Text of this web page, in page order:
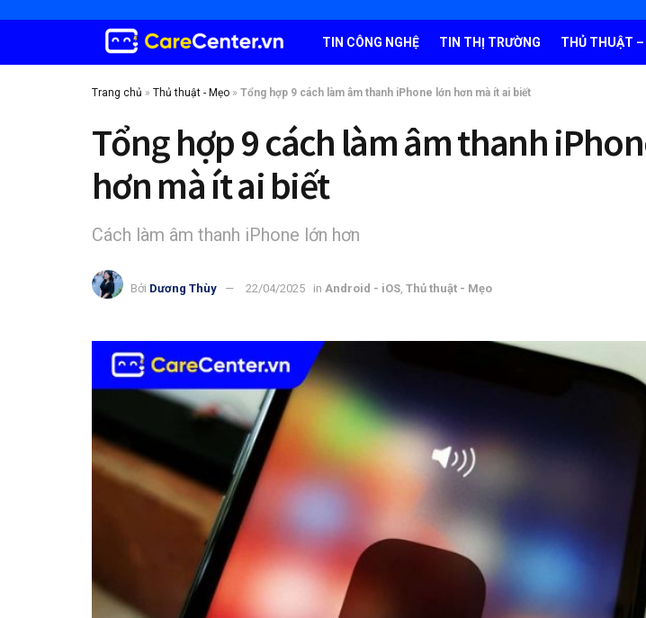
TIN CÔNG NGHỆ TIN THỊ TRƯỜNG THỦ THUẬT –
Trang chủ » Thủ thuật - Mẹo » Tổng hợp 9 cách làm âm thanh iPhone lớn hơn mà ít ai biết
Tổng hợp 9 cách làm âm thanh
hơn mà ít ai biết
Cách làm âm thanh iPhone lớn hơn
Bởi Dương Thùy 22/04/2025 in Android - iOS, Thủ thuật - Mẹo